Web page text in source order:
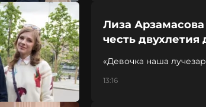
Лиза
честь двухлетия
«Девочка наша
13:16